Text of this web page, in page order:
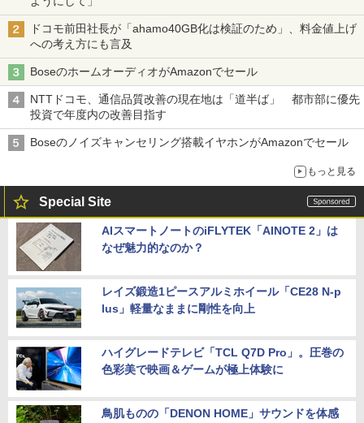
ドコモ前田社長が「ahamo40GB化は検証のため」、料金値上げ
への考え方にも言及
BoseのホームオーディオがAmazonでセール
NTTドコモ、通信品質改善の現在地は「道半ば」 都市部に優先
投資で年度内の改善目指す
Boseのノイズキャンセリング搭載イヤホンがAmazonでセール
もっと見る
Special Site
AIスマートノートのiFLYTEK「AINOTE 2」は
なぜ魅力的なのか？
レイズ鍛造1ピースアルミホイール「CE28 N-p
lus」軽量なままに剛性を向上
ハイグレードテレビ「TCL Q7D Pro」。圧巻の
色彩美で映画＆ゲームが極上体験に
鳥肌ものの「DENON HOME」サウンドを体感